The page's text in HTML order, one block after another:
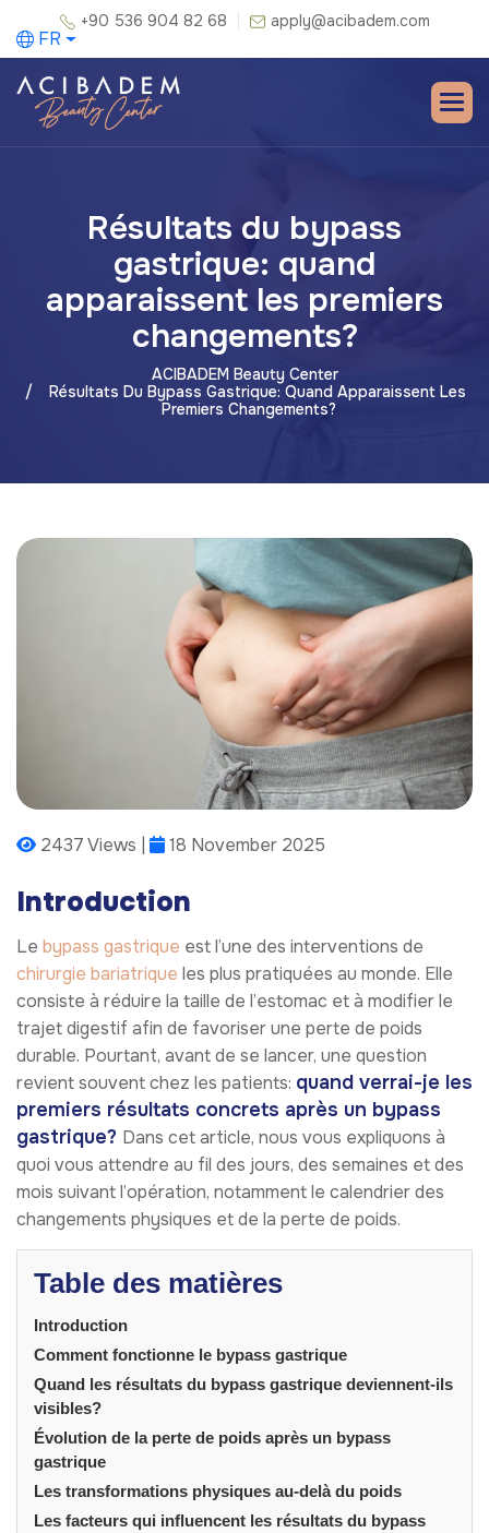
+90 536 904 82 68 apply@acibadem.com
FR
Résultats du bypass
gastrique: quand
apparaissent les premiers
changements?
ACIBADEM Beauty Center
Résultats Du Bypass Gastrique: Quand Apparaissent Les
Premiers Changements?
2437 Views | 18 November 2025
Introduction
Le bypass gastrique est l’une des interventions de
chirurgie bariatrique les plus pratiquées au monde. Elle
consiste à réduire la taille de l’estomac et à modifier le
trajet digestif afin de favoriser une perte de poids
durable. Pourtant, avant de se lancer, une question
revient souvent chez les patients: quand verrai-je les
premiers résultats concrets après un bypass
gastrique? Dans cet article, nous vous expliquons à
quoi vous attendre au fil des jours, des semaines et des
mois suivant l’opération, notamment le calendrier des
changements physiques et de la perte de poids.
Table des matières
Introduction
Comment fonctionne le bypass gastrique
Quand les résultats du bypass gastrique deviennent-ils
visibles?
Évolution de la perte de poids après un bypass
gastrique
Les transformations physiques au-delà du poids
Les facteurs qui influencent les résultats du bypass